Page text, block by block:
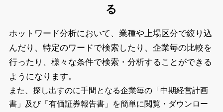
る
ホットワード分析において、業種や上場区分で絞り込
んだり、特定のワードで検索したり、企業毎の比較を
行ったり、様々な条件で検索・分析することができる
ようになります。
また、探し出すのに手間となる企業毎の「中期経営計画
書」及び「有価証券報告書」を簡単に閲覧・ダウンロー